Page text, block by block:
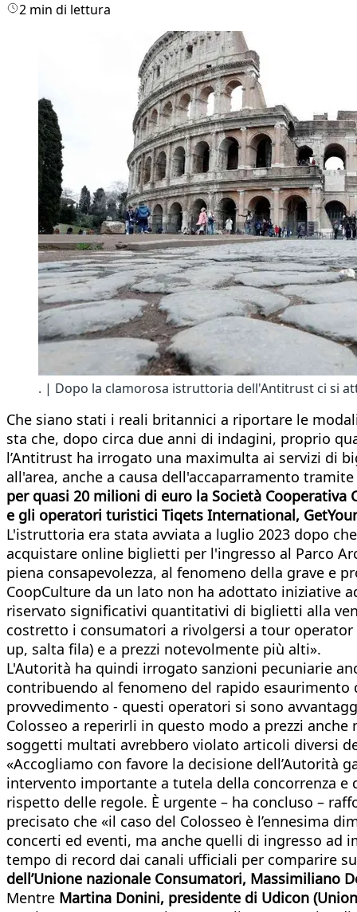
2 min di lettura
. | Dopo la clamorosa istruttoria dell'Antitrust ci si
Che siano stati i reali britannici a riportare le
sta che, dopo circa due anni di indagini, proprio
l’Antitrust ha irrogato una maximulta ai servizi di
all'area, anche a causa dell'accaparramento
per quasi 20 milioni di euro la Società
e gli operatori turistici Tiqets International,
L'istruttoria era stata avviata a luglio 2023 dopo
acquistare online biglietti per l'ingresso al Parco
piena consapevolezza, al fenomeno della grave e
CoopCulture da un lato non ha adottato iniziative
riservato significativi quantitativi di biglietti alla
costretto i consumatori a rivolgersi a tour
up, salta fila) e a prezzi notevolmente più alti».
L'Autorità ha quindi irrogato sanzioni pecuniarie
contribuendo al fenomeno del rapido esaurimento
provvedimento - questi operatori si sono
Colosseo a reperirli in questo modo a prezzi
soggetti multati avrebbero violato articoli diversi
«Accogliamo con favore la decisione dell’Autorità
intervento importante a tutela della concorrenza
rispetto delle regole. È urgente – ha concluso –
precisato che «il caso del Colosseo è l’ennesima
concerti ed eventi, ma anche quelli di ingresso
tempo di record dai canali ufficiali per comparire
dell’Unione nazionale Consumatori, Massimiliano
Mentre Martina Donini, presidente di Udicon